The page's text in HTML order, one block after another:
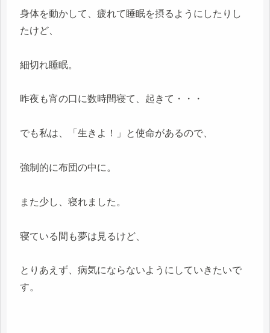
身体を動かして、疲れて睡眠を摂るようにしたりし
たけど、
細切れ睡眠。
昨夜も宵の口に数時間寝て、起きて・・・
でも私は、「生きよ！」と使命があるので、
強制的に布団の中に。
また少し、寝れました。
寝ている間も夢は見るけど、
とりあえず、病気にならないようにしていきたいで
す。